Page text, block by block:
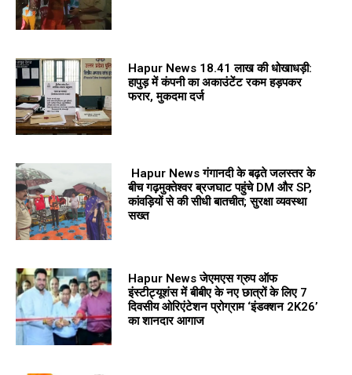
Hapur News 18.41 लाख की धोखाधड़ी:
हापुड़ में कंपनी का अकाउंटेंट रकम हड़पकर
फरार, मुकदमा दर्ज
Hapur News गंगानदी के बढ़ते जलस्तर के
बीच गढ़मुक्तेश्वर ब्रजघाट पहुंचे DM और SP,
कांवड़ियों से की सीधी बातचीत; सुरक्षा व्यवस्था
सख्त
Hapur News जेएमएस ग्रुप ऑफ
इंस्टीट्यूशंस में बीबीए के नए छात्रों के लिए 7
दिवसीय ओरिएंटेशन प्रोग्राम ‘इंडक्शन 2K26’
का शानदार आगाज